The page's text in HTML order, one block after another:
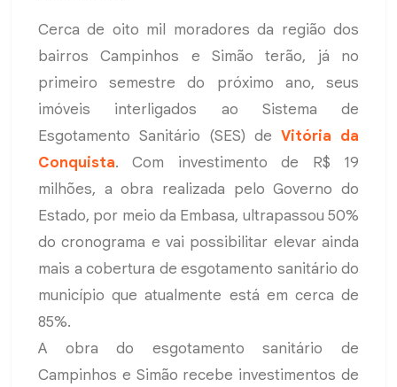
Cerca de oito mil moradores da região dos
bairros Campinhos e Simão terão, já no
primeiro semestre do próximo ano, seus
imóveis interligados ao Sistema de
Esgotamento Sanitário (SES) deVitória da
Conquista. Com investimento de R$ 19
milhões, a obra realizada pelo Governo do
Estado, por meio da Embasa, ultrapassou 50%
do cronograma e vai possibilitar elevar ainda
mais a cobertura de esgotamento sanitário do
município que atualmente está em cerca de
85%.
A obra do esgotamento sanitário de
Campinhos e Simão recebe investimentos de